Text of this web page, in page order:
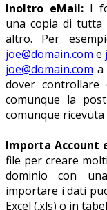
Inoltro eMail:I
una copia di tutta
altro. Per
joe@domain.com e
joe@domain.com a
dover controllare
comunque la
comunque ricevuta
Importa Account
file per creare
dominio con
importare i dati
Excel (.xls) o in